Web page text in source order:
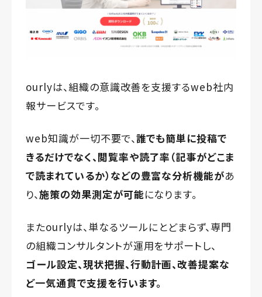
ourlyは、組織の意識改善を支援するweb社内
報サービスです。
web知識が一切不要で、誰でも簡単に投稿で
きるだけでなく、閲覧率や読了率（記事がどこま
で読まれているか）などの豊富な分析機能があ
り、施策の効果測定が可能になります。
またourlyは、単なるツールにとどまらず、専門
の組織コンサルタントが運用をサポートし、
ゴール設定、現状把握、行動計画、改善提案な
ど一気通貫で支援を行います。